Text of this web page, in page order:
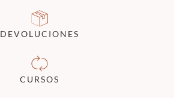
DEVOLUCIONES
CURSOS